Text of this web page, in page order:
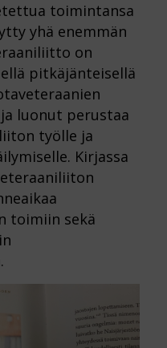
toimintansa
yhä enemmän
on
pitkäjänteisellä
luonut perustaa
työlle ja
Kirjassa
toimiin sekä